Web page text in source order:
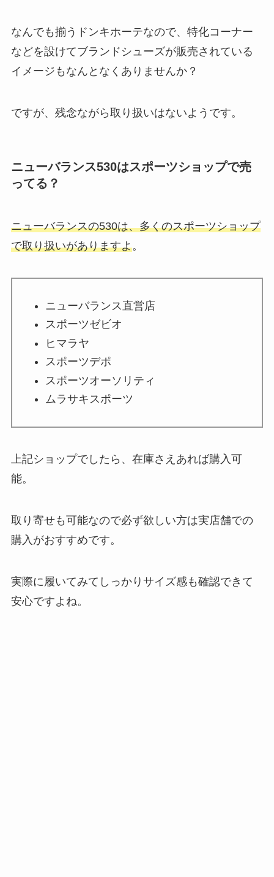
なんでも揃うドンキホーテなので、特化コーナー
などを設けてブランドシューズが販売されている
イメージもなんとなくありませんか？
ですが、残念ながら取り扱いはないようです。
ニューバランス530はスポーツショップで売
ってる？
ニューバランスの530は、多くのスポーツショップ
で取り扱いがありますよ。
ニューバランス直営店
スポーツゼビオ
ヒマラヤ
スポーツデポ
スポーツオーソリティ
ムラサキスポーツ
上記ショップでしたら、在庫さえあれば購入可
能。
取り寄せも可能なので必ず欲しい方は実店舗での
購入がおすすめです。
実際に履いてみてしっかりサイズ感も確認できて
安心ですよね。